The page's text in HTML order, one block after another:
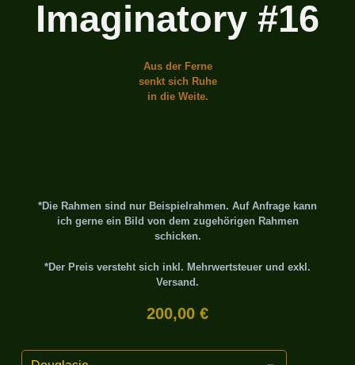
Imaginatory #16
Aus der Ferne
senkt sich Ruhe
in die Weite.
*Die Rahmen sind nur Beispielrahmen. Auf Anfrage kann
ich gerne ein Bild von dem zugehörigen Rahmen
schicken.
*Der Preis versteht sich inkl. Mehrwertsteuer und exkl.
Versand.
200,00 €